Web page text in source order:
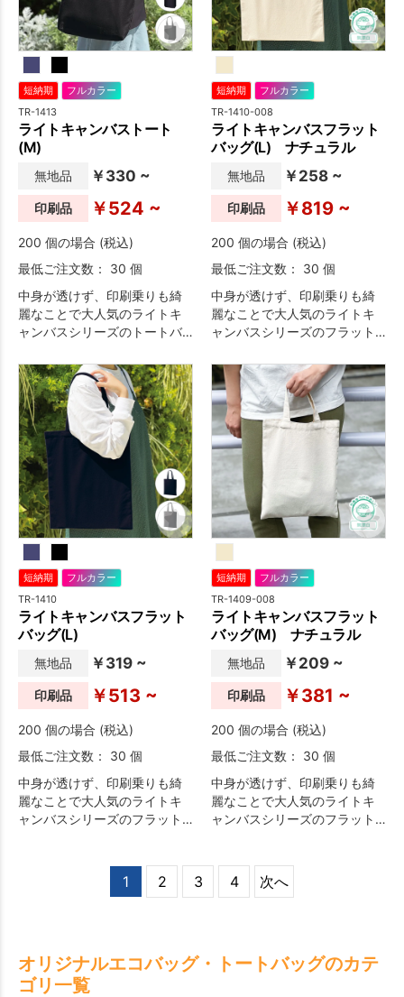
短納期 フルカラー
TR-1413
ライトキャンバストート
(M)
無地品 ￥330 ~
印刷品 ￥524 ~
200 個の場合 (税込)
最低ご注文数： 30 個
中身が透けず、印刷乗りも綺
麗なことで大人気のライトキ
ャンバスシリーズのトートバ
短納期 フルカラー
TR-1410-008
ライトキャンバスフラット
バッグ(L) ナチュラル
無地品 ￥258 ~
印刷品 ￥819 ~
200 個の場合 (税込)
最低ご注文数： 30 個
中身が透けず、印刷乗りも綺
麗なことで大人気のライトキ
ャンバスシリーズのフラット
短納期 フルカラー
TR-1410
ライトキャンバスフラット
バッグ(L)
無地品 ￥319 ~
印刷品 ￥513 ~
200 個の場合 (税込)
最低ご注文数： 30 個
中身が透けず、印刷乗りも綺
麗なことで大人気のライトキ
ャンバスシリーズのフラット
短納期 フルカラー
TR-1409-008
ライトキャンバスフラット
バッグ(M) ナチュラル
無地品 ￥209 ~
印刷品 ￥381 ~
200 個の場合 (税込)
最低ご注文数： 30 個
中身が透けず、印刷乗りも綺
麗なことで大人気のライトキ
ャンバスシリーズのフラット
1 2 3 4 次へ
オリジナルエコバッグ・トートバッグのカテ
ゴリ一覧